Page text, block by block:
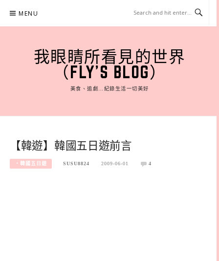
content
MENU
我眼睛所看見的世界
（FLY'S BLOG）
美食、追劇…紀錄生活一切美好
【韓遊】韓國五日遊前言
‧韓國五日遊 SUSU8824 2009-06-01 4